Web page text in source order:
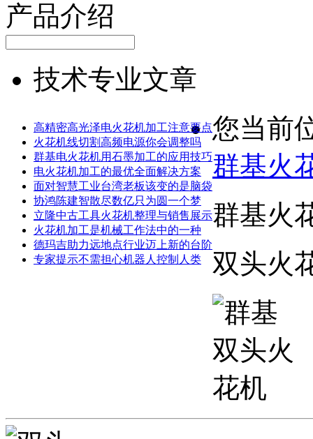
产品介绍
技术专业文章
高精密高光泽电火花机加工注意要点
火花机线切割高频电源你会调整吗
群基电火花机用石墨加工的应用技巧
电火花机加工的最优全面解决方案
面对智慧工业台湾老板该变的是脑袋
协鸿陈建智散尽数亿只为圆一个梦
立隆中古工具火花机整理与销售展示
火花机加工是机械工作法中的一种
德玛吉助力远地点行业迈上新的台阶
专家提示不需担心机器人控制人类
您当前
群基火
群基火
双头火